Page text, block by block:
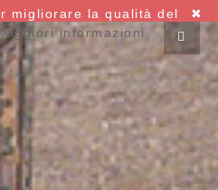
✖
migliorare la qualità del
informazioni.